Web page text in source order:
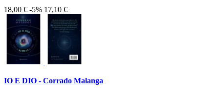
18,00 € -5% 17,10 €
IO E DIO - Corrado Malanga